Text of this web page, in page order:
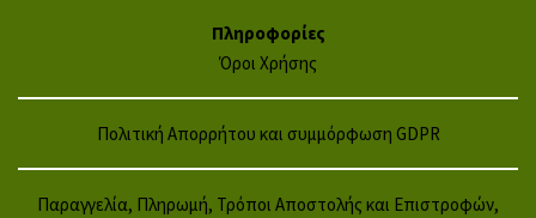
Πληροφορίες
Όροι Χρήσης
Πολιτική Απορρήτου και συμμόρφωση GDPR
Παραγγελία, Πληρωμή, Τρόποι Αποστολής και Επιστροφών,